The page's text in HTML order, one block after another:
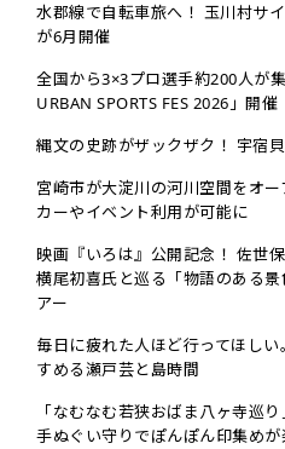
水郡線で自転車旅へ！ 玉川村サ
が6月開催
全国から3×3プロ選手約200人が
URBAN SPORTS FES 2026」開催
縄文の史跡がザックザク！ 宇宿
宮崎市が大淀川の河川空間をオ
カーやイベント利用が可能に
映画『いろは』公開記念！ 佐世
横尾初喜氏と巡る「物語のある
アー
毎日に疲れた人ほど行ってほし
すめる瀬戸芸と島時間
「なむなむ若狭おばま八ヶ寺巡
手ぬぐい守りでぽんぽん印集めが